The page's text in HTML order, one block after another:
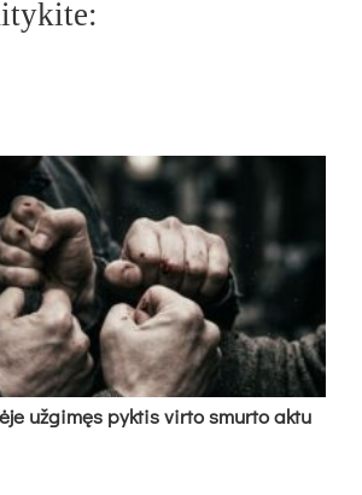
už­gi­męs pyk­tis vir­to smur­to ak­tu